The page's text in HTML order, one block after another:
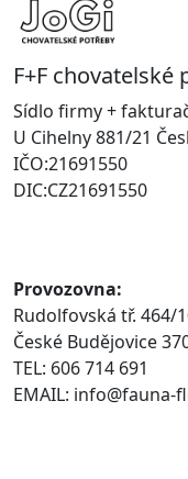
F+F chovatelské
Sídlo firmy +
U Cihelny 881/21
IČO:21691550
DIC:CZ21691550
Provozovna:
Rudolfovská tř. 464/
České Budějovice
TEL: 606 714 691
EMAIL: info@fauna-